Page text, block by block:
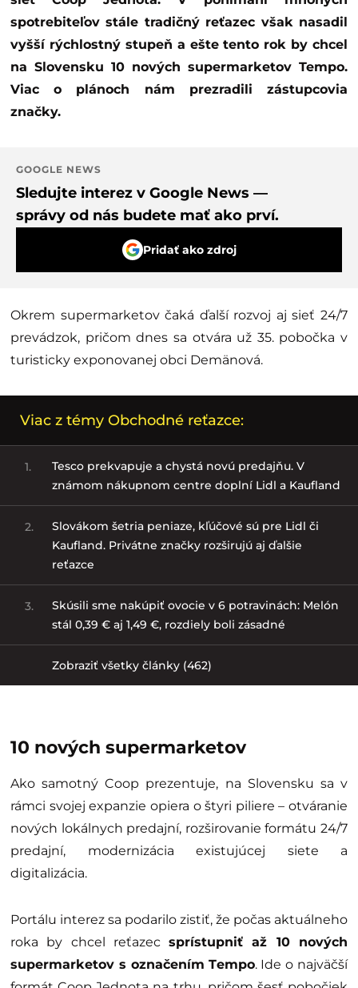
spotrebiteľov stále tradičný reťazec však nasadil
vyšší rýchlostný stupeň a ešte tento rok by chcel
na Slovensku 10 nových supermarketov Tempo.
Viac o plánoch nám prezradili zástupcovia
značky.
GOOGLE NEWS
Sledujte interez v Google News —
správy od nás budete mať ako prví.
Pridať ako zdroj
Okrem supermarketov čaká ďalší rozvoj aj sieť 24/7
prevádzok, pričom dnes sa otvára už 35. pobočka v
turisticky exponovanej obci Demänová.
Viac z témy Obchodné reťazce:
1.
Tesco prekvapuje a chystá novú predajňu. V
známom nákupnom centre doplní Lidl a Kaufland
2.
Slovákom šetria peniaze, kľúčové sú pre Lidl či
Kaufland. Privátne značky rozširujú aj ďalšie
reťazce
3.
Skúsili sme nakúpiť ovocie v 6 potravinách: Melón
stál 0,39 € aj 1,49 €, rozdiely boli zásadné
Zobraziť všetky články (462)
10 nových supermarketov
Ako samotný Coop prezentuje, na Slovensku sa v
rámci svojej expanzie opiera o štyri piliere – otváranie
nových lokálnych predajní, rozširovanie formátu 24/7
predajní, modernizácia existujúcej siete a
digitalizácia.
Portálu interez sa podarilo zistiť, že počas aktuálneho
roka by chcel reťazecsprístupniť až 10 nových
supermarketov s označením Tempo. Ide o najväčší